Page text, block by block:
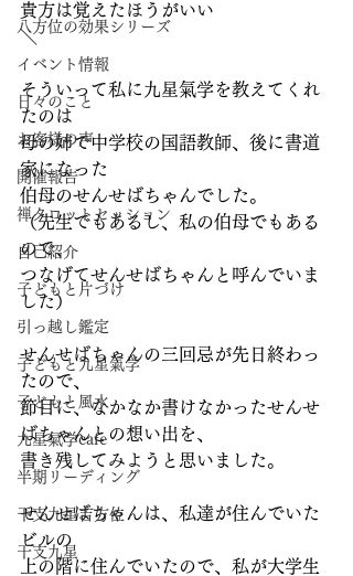
八方位の効果シリーズ
イベント情報
日々のこと
お客様の声
開催報告
禅タロットセッション
自己紹介
子どもと片づけ
引っ越し鑑定
子どもと九星氣学
子どもと風水
九星氣学cafe
半期リーディング
干支九星吉方位
干支九星
貴方は覚えたほうがいい
＼
そういって私に九星氣学を教えてくれ
たのは
母の姉で中学校の国語教師、後に書道
家になった
伯母のせんせばちゃんでした。
（先生でもあるし、私の伯母でもある
ので、
つなげてせんせばちゃんと呼んでいま
した）
せんせばちゃんの三回忌が先日終わっ
たので、
節目に、なかなか書けなかったせんせ
ばちゃんとの想い出を、
書き残してみようと思いました。
せんせばちゃんは、私達が住んでいた
ビルの
上の階に住んでいたので、私が大学生